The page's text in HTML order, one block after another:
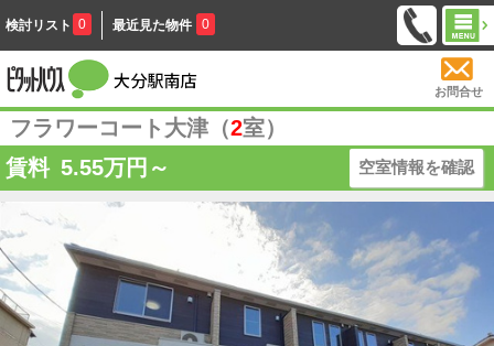
検討リスト 0 最近見た物件 0
お問合せ
フラワーコート大津（2室）
賃料 5.55万円～ 空室情報を確認